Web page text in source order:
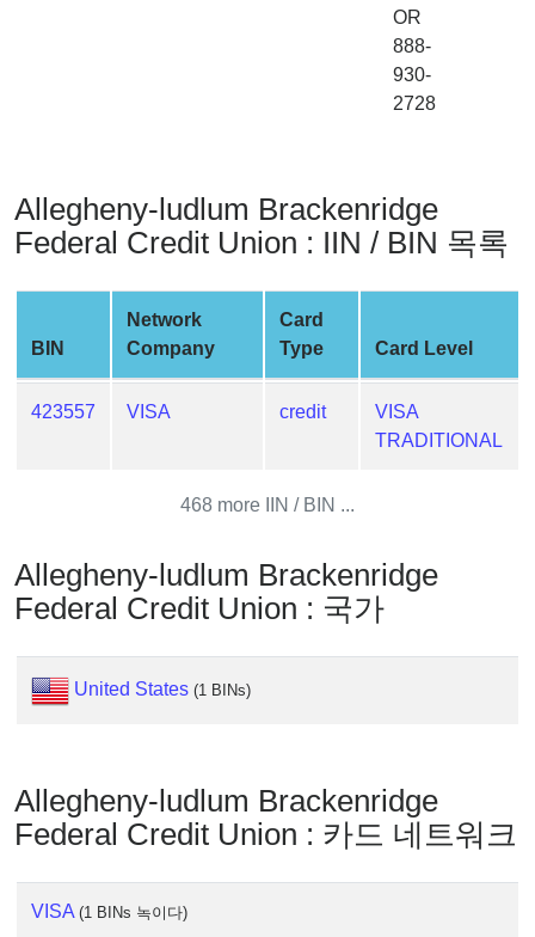
Checker
Service
What
My
IP
Address
BIN
Checker
/
Validator
OR
888-
930-
2728
Allegheny-ludlum Brackenridge
Federal Credit Union : IIN / BIN 목록
BIN
Network
Company
Card
Type
Card Level
423557 VISA credit
VISA
TRADITIONAL
468 more IIN / BIN ...
Allegheny-ludlum Brackenridge
Federal Credit Union : 국가
United States (1 BINs)
Allegheny-ludlum Brackenridge
Federal Credit Union : 카드 네트워크
VISA (1 BINs 녹이다)